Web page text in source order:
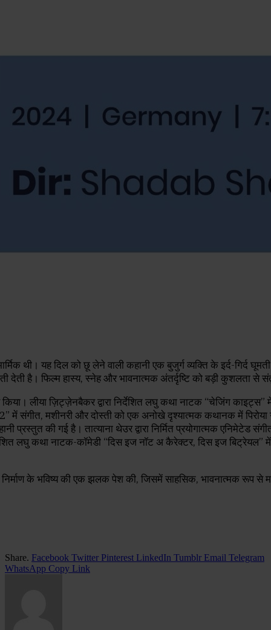
मार्मिक थी। यह दिल को छू लेने वाली कहानी एक बुजुर्ग व्यक्ति के इर्द-
है। फिल्म हास्य, स्नेह और भावनात्मक अंतर्दृष्टि को बड़ी कुशलता से
लीया ज़िट्ज़ेनबैकर द्वारा निर्देशित लघु कथा नाटक “चेजिंग काइट्स”
में संगीत, मशीनरी और दोस्ती को एक अनोखे दृश्यात्मक कथानक में पिरोया
प्रस्तुत की गई है। तात्याना थेउर द्वारा निर्मित प्रयोगात्मक एनिमेटेड
लघु कथा नाटक-कॉमेडी “दिस इज नॉट अ कैरेक्टर, दिस इज
के भविष्य की एक झलक पेश की, जिसमें साहसिक, भावनात्मक रूप से
Share. Facebook Twitter Pinterest LinkedIn Tumblr Email Telegram
WhatsApp Copy Link